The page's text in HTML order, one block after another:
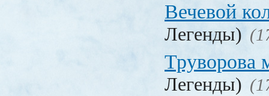
Вечевой
Легенды)
Труворова
Легенды)